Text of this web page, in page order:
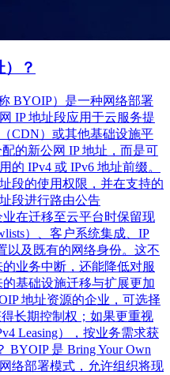
？
BYOIP）是一种网络部署
IP 地址段应用于云服务提
CDN）或其他基础设施平
的新公网 IP 地址，而是可
的 IPv4 或 IPv6 地址前缀。
段的使用权限，并在支持的
段进行路由公告
业在迁移至云平台时保留现
）、客户系统集成、IP
以及既有的网络身份。这不
业务中断，还能降低对服
基础设施迁移与扩展更加
地址资源的企业，可选择
长期控制权；如果更重视
Leasing），按业务需求获
BYOIP 是 Bring Your Own
络部署模式，允许组织将现